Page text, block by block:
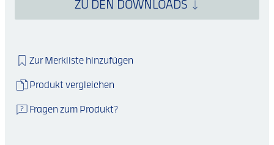
ZU DEN DOWNLOADS
Zur Merkliste hinzufügen
Produkt vergleichen
Fragen zum Produkt?